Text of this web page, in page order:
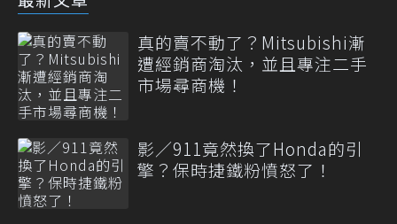
真的賣不動了？Mitsubishi漸
遭經銷商淘汰，並且專注二手
市場尋商機！
影／911竟然換了Honda的引
擎？保時捷鐵粉憤怒了！